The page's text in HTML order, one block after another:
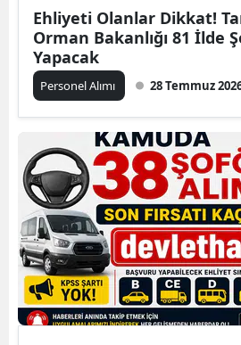
Ehliyeti Olanlar Dikkat!
Orman Bakanlığı 81 İlde
Yapacak
Personel Alımı 28 Temmuz